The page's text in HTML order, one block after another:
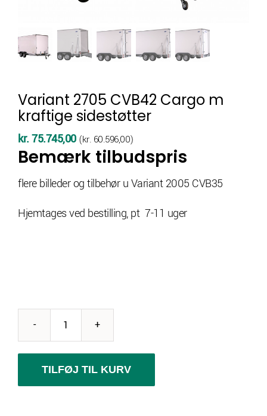
Variant 2705 CVB42 Cargo m
kraftige sidestøtter
kr.75.745,00 (kr. 60.596,00)
Bemærk tilbudspris
flere billeder og tilbehør u Variant 2005 CVB35
Hjemtages ved bestilling, pt 7-11 uger
Variant
2705
CVB42
Cargo
TILFØJ TIL KURV